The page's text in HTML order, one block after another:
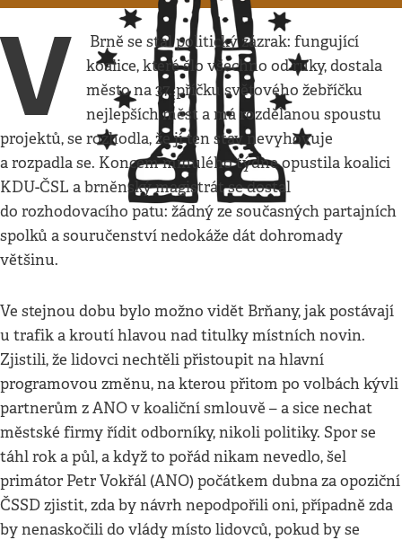
V
Brně se stal politický zázrak: fungující
koalice, které šlo všechno od ruky, dostala
město na 37. příčku světového žebříčku
nejlepších měst a má rozdělanou spoustu
projektů, se rozhodla, že jí ten stav nevyhovuje
a rozpadla se. Koncem minulého týdne opustila koalici
KDU-ČSL a brněnský magistrát se dostal
do rozhodovacího patu: žádný ze současných partajních
spolků a souručenství nedokáže dát dohromady
většinu.
Ve stejnou dobu bylo možno vidět Brňany, jak postávají
u trafik a kroutí hlavou nad titulky místních novin.
Zjistili, že lidovci nechtěli přistoupit na hlavní
programovou změnu, na kterou přitom po volbách kývli
partnerům z ANO v koaliční smlouvě – a sice nechat
městské firmy řídit odborníky, nikoli politiky. Spor se
táhl rok a půl, a když to pořád nikam nevedlo, šel
primátor Petr Vokřál (ANO) počátkem dubna za opoziční
ČSSD zjistit, zda by návrh nepodpořili oni, případně zda
by nenaskočili do vlády místo lidovců, pokud by se